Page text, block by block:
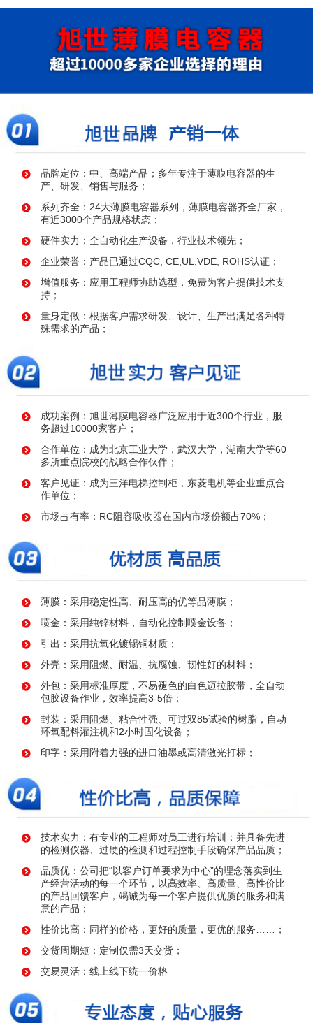
山西省阳泉市阳泉煤业集团
品牌定位：中、高端产品；多年专注于薄膜电容器的生
产、研发、销售与服务；
系列齐全：24大薄膜电容器系列，薄膜电容器齐全厂家，
有近3000个产品规格状态；
硬件实力：全自动化生产设备，行业技术领先；
企业荣誉：产品已通过CQC, CE,UL,VDE, ROHS认证；
增值服务：应用工程师协助选型，免费为客户提供技术支
持；
量身定做：根据客户需求研发、设计、生产出满足各种特
殊需求的产品；
成功案例：旭世薄膜电容器广泛应用于近300个行业，服
务超过10000家客户；
合作单位：成为北京工业大学，武汉大学，湖南大学等60
多所重点院校的战略合作伙伴；
客户见证：成为三洋电梯控制柜，东菱电机等企业重点合
作单位；
市场占有率：RC阻容吸收器在国内市场份额占70%；
薄膜：采用稳定性高、耐压高的优等品薄膜；
喷金：采用纯锌材料，自动化控制喷金设备；
引出：采用抗氧化镀锡铜材质；
外壳：采用阻燃、耐温、抗腐蚀、韧性好的材料；
外包：采用标准厚度，不易褪色的白色迈拉胶带，全自动
包胶设备作业，效率提高3-5倍；
封装：采用阻燃、粘合性强、可过双85试验的树脂，自动
环氧配料灌注机和2小时固化设备；
印字：采用附着力强的进口油墨或高清激光打标；
技术实力：有专业的工程师对员工进行培训；并具备先进
的检测仪器、过硬的检测和过程控制手段确保产品品质；
品质优：公司把“以客户订单要求为中心”的理念落实到生
产经营活动的每一个环节，以高效率、高质量、高性价比
的产品回馈客户，竭诚为每一个客户提供优质的服务和满
意的产品；
性价比高：同样的价格，更好的质量，更优的服务……；
交货周期短：定制仅需3天交货；
交易灵活：线上线下统一价格